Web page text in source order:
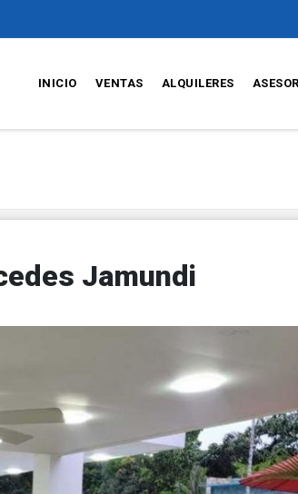
INICIO VENTAS ALQUILERES
Jamundi